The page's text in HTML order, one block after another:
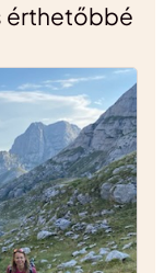
érthetőbbé